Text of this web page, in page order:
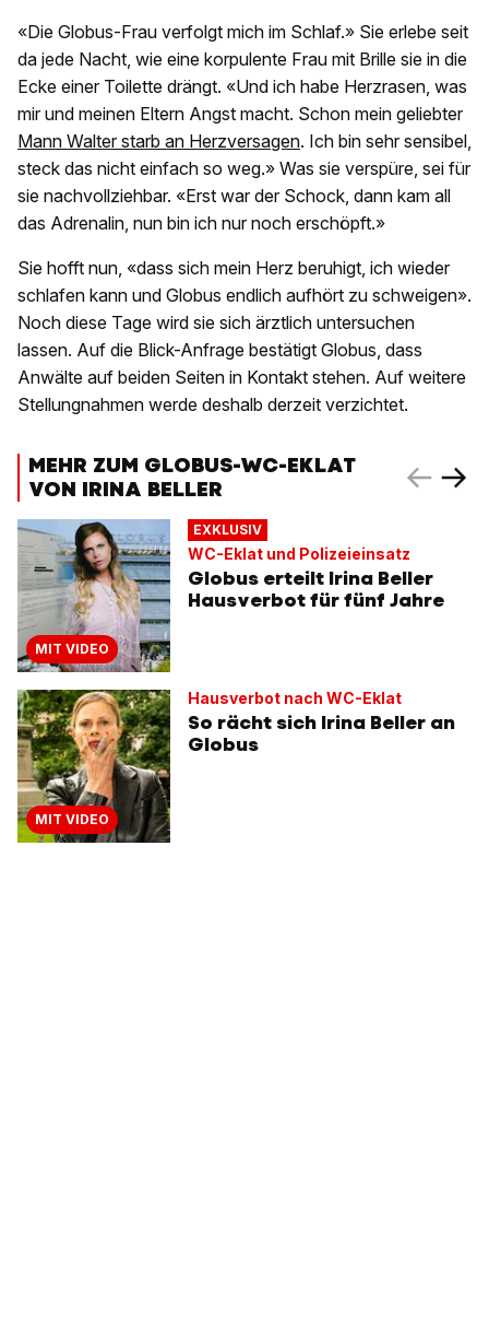
«Die Globus-Frau verfolgt mich im Schlaf.» Sie erlebe seit
da jede Nacht, wie eine korpulente Frau mit Brille sie in die
Ecke einer Toilette drängt. «Und ich habe Herzrasen, was
mir und meinen Eltern Angst macht. Schon mein geliebter
Mann Walter starb an Herzversagen. Ich bin sehr sensibel,
steck das nicht einfach so weg.» Was sie verspüre, sei für
sie nachvollziehbar. «Erst war der Schock, dann kam all
das Adrenalin, nun bin ich nur noch erschöpft.»
Sie hofft nun, «dass sich mein Herz beruhigt, ich wieder
schlafen kann und Globus endlich aufhört zu schweigen».
Noch diese Tage wird sie sich ärztlich untersuchen
lassen. Auf die Blick-Anfrage bestätigt Globus, dass
Anwälte auf beiden Seiten in Kontakt stehen. Auf weitere
Stellungnahmen werde deshalb derzeit verzichtet.
MEHR ZUM GLOBUS-WC-EKLAT
VON IRINA BELLER
MIT VIDEO
EXKLUSIV
WC-Eklat und Polizeieinsatz
Globus erteilt Irina Beller
Hausverbot für fünf Jahre
MIT VIDEO
Hausverbot nach WC-Eklat
So rächt sich Irina Beller an
Globus